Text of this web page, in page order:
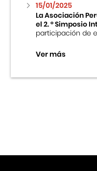
15/01/2025
La Asociación
el 2. ° Simposio
participación de
Ver más